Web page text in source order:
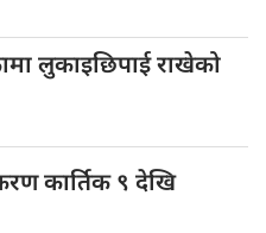
लुकाइछिपाई राखेको
कार्तिक ९ देखि